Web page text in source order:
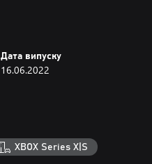
Дата випуску
16.06.2022
XBOX Series X|S